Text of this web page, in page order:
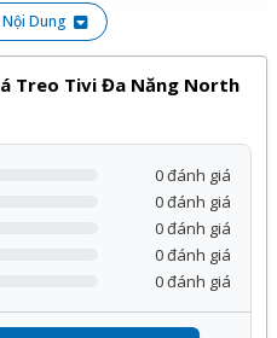
Dung
Treo Tivi Đa Năng North
0 đánh giá
0 đánh giá
0 đánh giá
0 đánh giá
0 đánh giá